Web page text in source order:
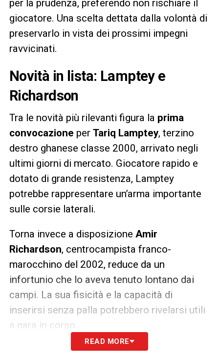
per la prudenza, preferendo non rischiare il
giocatore. Una scelta dettata dalla volontà di
preservarlo in vista dei prossimi impegni
ravvicinati.
Novità in lista: Lamptey e
Richardson
Tra le novità più rilevanti figura la prima
convocazione per Tariq Lamptey, terzino
destro ghanese classe 2000, arrivato negli
ultimi giorni di mercato. Giocatore rapido e
dotato di grande resistenza, Lamptey
potrebbe rappresentare un’arma importante
sulle corsie laterali.
Torna invece a disposizione Amir
Richardson, centrocampista franco-
marocchino del 2002, reduce da un
infortunio che lo aveva tenuto lontano dai
campi. La sua fisicità e la capacità di
inserirsi senza palla potrebbero rivelarsi utili
a gara in corso.
Un match dal sapore europeo
READ MORE